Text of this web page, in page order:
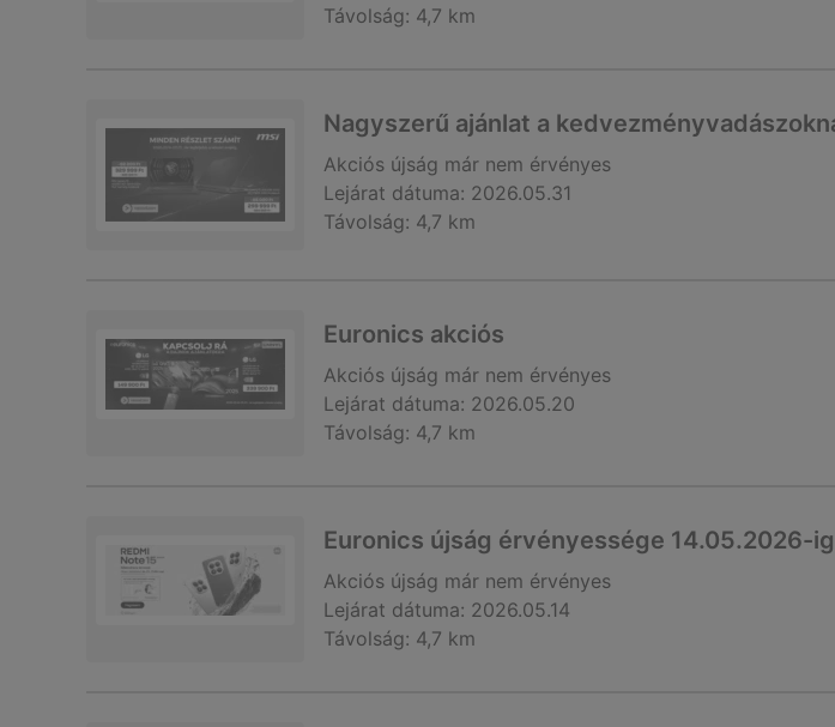
Távolság: 4,7 km
Nagyszerű ajánlat a
Akciós újság már nem érvényes
Lejárat dátuma: 2026.05.31
Távolság: 4,7 km
Euronics akciós
Akciós újság már nem érvényes
Lejárat dátuma: 2026.05.20
Távolság: 4,7 km
Euronics újság érvényessége 14.05.2026-ig
Akciós újság már nem érvényes
Lejárat dátuma: 2026.05.14
Távolság: 4,7 km